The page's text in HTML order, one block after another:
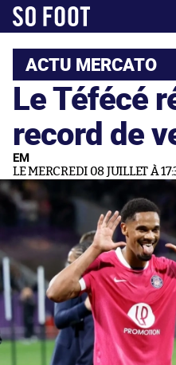
ACTU MERCATO
Le Téfécé
record de
EM
LE MERCREDI 08 JUILLET À